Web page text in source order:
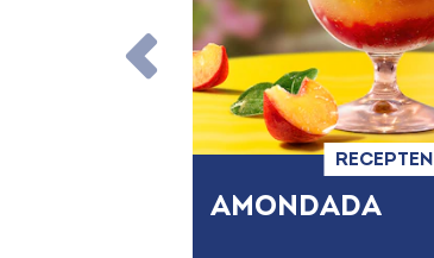
AMONDADA
RECEPTEN